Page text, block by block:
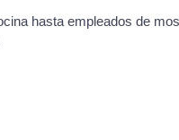
hasta empleados de